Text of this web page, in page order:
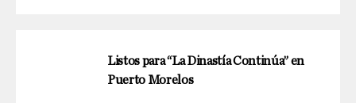
Listos para “La Dinastía Continúa” en
Puerto Morelos